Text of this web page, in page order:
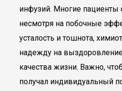
инфузий. Многие пациенты
несмотря на побочные
усталость и тошнота,
надежду на
качества жизни. Важно,
получал индивидуальный